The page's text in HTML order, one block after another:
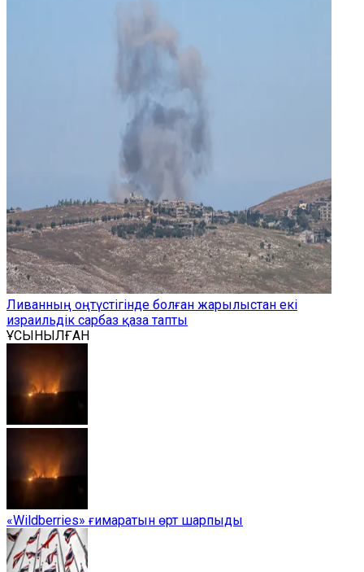
Ливанның оңтүстігінде болған жарылыстан екі
израильдік сарбаз қаза тапты
ҰСЫНЫЛҒАН
«Wildberries» ғимаратын өрт шарпыды